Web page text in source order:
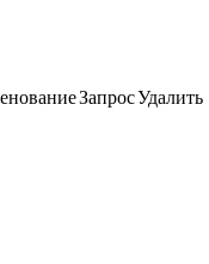
ЗапросУдалить